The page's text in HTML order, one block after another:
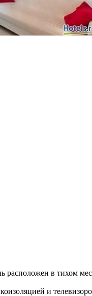
расположен в тихом
и